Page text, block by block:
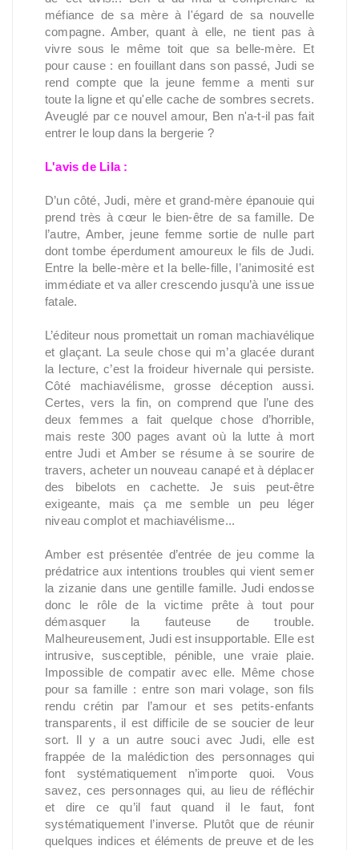
méfiance de sa mère à l'égard de sa nouvelle
compagne. Amber, quant à elle, ne tient pas à
vivre sous le même toit que sa belle-mère. Et
pour cause : en fouillant dans son passé, Judi se
rend compte que la jeune femme a menti sur
toute la ligne et qu'elle cache de sombres secrets.
Aveuglé par ce nouvel amour, Ben n'a-t-il pas fait
entrer le loup dans la bergerie ?
L'avis de Lila :
D’un côté, Judi, mère et grand-mère épanouie qui
prend très à cœur le bien-être de sa famille. De
l’autre, Amber, jeune femme sortie de nulle part
dont tombe éperdument amoureux le fils de Judi.
Entre la belle-mère et la belle-fille, l’animosité est
immédiate et va aller crescendo jusqu’à une issue
fatale.
L’éditeur nous promettait un roman machiavélique
et glaçant. La seule chose qui m’a glacée durant
la lecture, c’est la froideur hivernale qui persiste.
Côté machiavélisme, grosse déception aussi.
Certes, vers la fin, on comprend que l’une des
deux femmes a fait quelque chose d’horrible,
mais reste 300 pages avant où la lutte à mort
entre Judi et Amber se résume à se sourire de
travers, acheter un nouveau canapé et à déplacer
des bibelots en cachette. Je suis peut-être
exigeante, mais ça me semble un peu léger
niveau complot et machiavélisme...
Amber est présentée d’entrée de jeu comme la
prédatrice aux intentions troubles qui vient semer
la zizanie dans une gentille famille. Judi endosse
donc le rôle de la victime prête à tout pour
démasquer la fauteuse de trouble.
Malheureusement, Judi est insupportable. Elle est
intrusive, susceptible, pénible, une vraie plaie.
Impossible de compatir avec elle. Même chose
pour sa famille : entre son mari volage, son fils
rendu crétin par l’amour et ses petits-enfants
transparents, il est difficile de se soucier de leur
sort. Il y a un autre souci avec Judi, elle est
frappée de la malédiction des personnages qui
font systématiquement n’importe quoi. Vous
savez, ces personnages qui, au lieu de réfléchir
et dire ce qu’il faut quand il le faut, font
systématiquement l’inverse. Plutôt que de réunir
quelques indices et éléments de preuve et de les